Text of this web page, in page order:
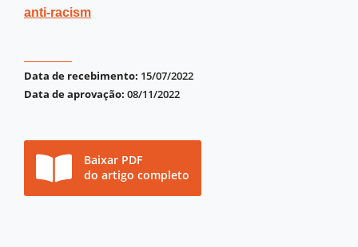
anti-racism
Data de recebimento: 15/07/2022
Data de aprovação: 08/11/2022
Baixar PDF
do artigo completo